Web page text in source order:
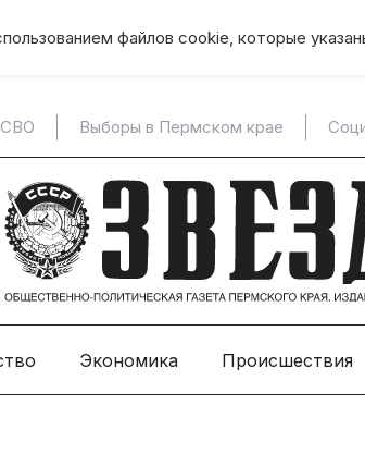
файлов cookie, которые
СВО Выборы в Пермском крае
Экономика Происшествия